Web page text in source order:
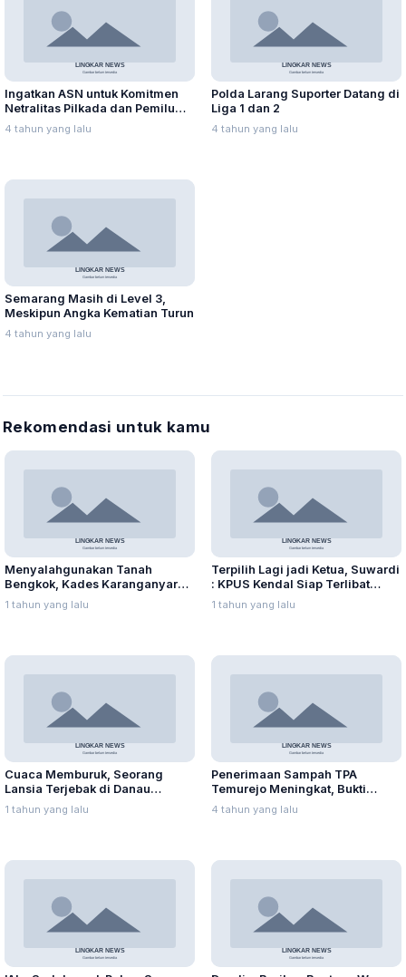
Ingatkan ASN untuk Komitmen
Netralitas Pilkada dan Pemilu
Mendatang
4 tahun yang lalu
Polda Larang Suporter Datang di
Liga 1 dan 2
4 tahun yang lalu
Semarang Masih di Level 3,
Meskipun Angka Kematian Turun
4 tahun yang lalu
Rekomendasi untuk kamu
Menyalahgunakan Tanah
Bengkok, Kades Karanganyar
Ditangkap Kejari
1 tahun yang lalu
Terpilih Lagi jadi Ketua, Suwardi
: KPUS Kendal Siap Terlibat
Suplai Telur untuk MBG
1 tahun yang lalu
Cuaca Memburuk, Seorang
Lansia Terjebak di Danau
Rawapening Saat Mencari
Enceng Gondok
1 tahun yang lalu
Penerimaan Sampah TPA
Temurejo Meningkat, Bukti
Masyarakat Blora Peduli
Kebersihan
4 tahun yang lalu